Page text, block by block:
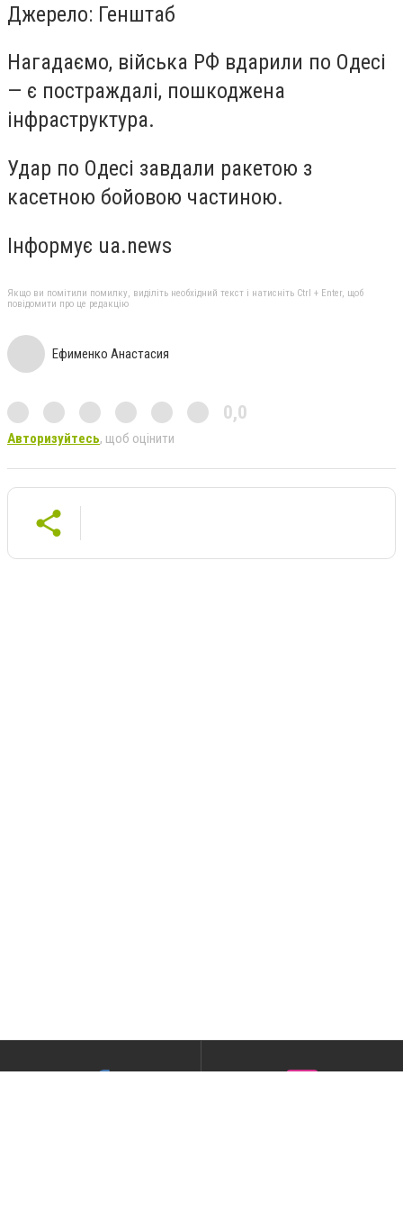
Джерело: Генштаб
Нагадаємо, війська РФ вдарили по Одесі
— є постраждалі, пошкоджена
інфраструктура.
Удар по Одесі завдали ракетою з
касетною бойовою частиною.
Інформує ua.news
Якщо ви помітили помилку, виділіть необхідний текст і натисніть Ctrl + Enter, щоб
повідомити про це редакцію
Ефименко Анастасия
0,0
Авторизуйтесь, щоб оцінити